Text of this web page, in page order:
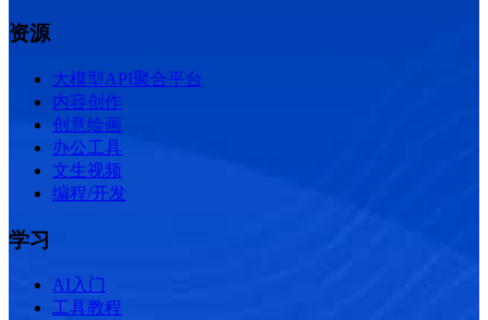
资源
大模型API聚合平台
内容创作
创意绘画
办公工具
文生视频
编程/开发
学习
AI入门
工具教程